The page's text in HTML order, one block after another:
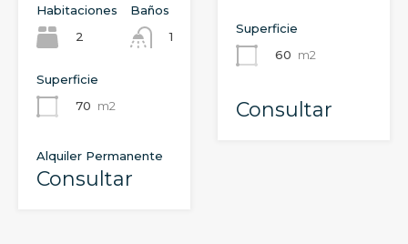
Habitaciones
2
Baños
1
Superficie
70 m2
Alquiler Permanente
Consultar
Superficie
60 m2
Consultar